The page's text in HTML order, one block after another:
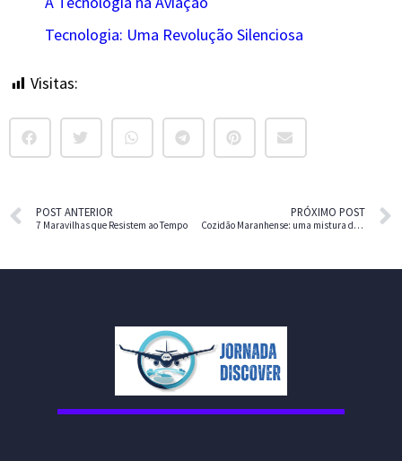
Tecnologia: Uma Revolução Silenciosa
Visitas:
POST ANTERIOR
7 Maravilhas que Resistem ao Tempo
PRÓXIMO POST
Cozidão Maranhense: uma mistura de sabores e culturas